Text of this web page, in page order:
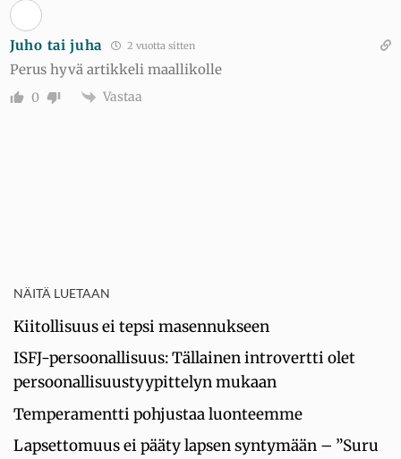
Juho tai juha 2 vuotta sitten
Perus hyvä artikkeli maallikolle
0 Vastaa
NÄITÄ LUETAAN
Kiitollisuus ei tepsi masennukseen
ISFJ-persoonallisuus: Tällainen introvertti olet
persoonallisuustyypittelyn mukaan
Temperamentti pohjustaa luonteemme
Lapsettomuus ei pääty lapsen syntymään – ”Suru